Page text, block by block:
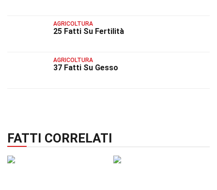
AGRICOLTURA
25 Fatti Su Fertilità
AGRICOLTURA
37 Fatti Su Gesso
FATTI CORRELATI